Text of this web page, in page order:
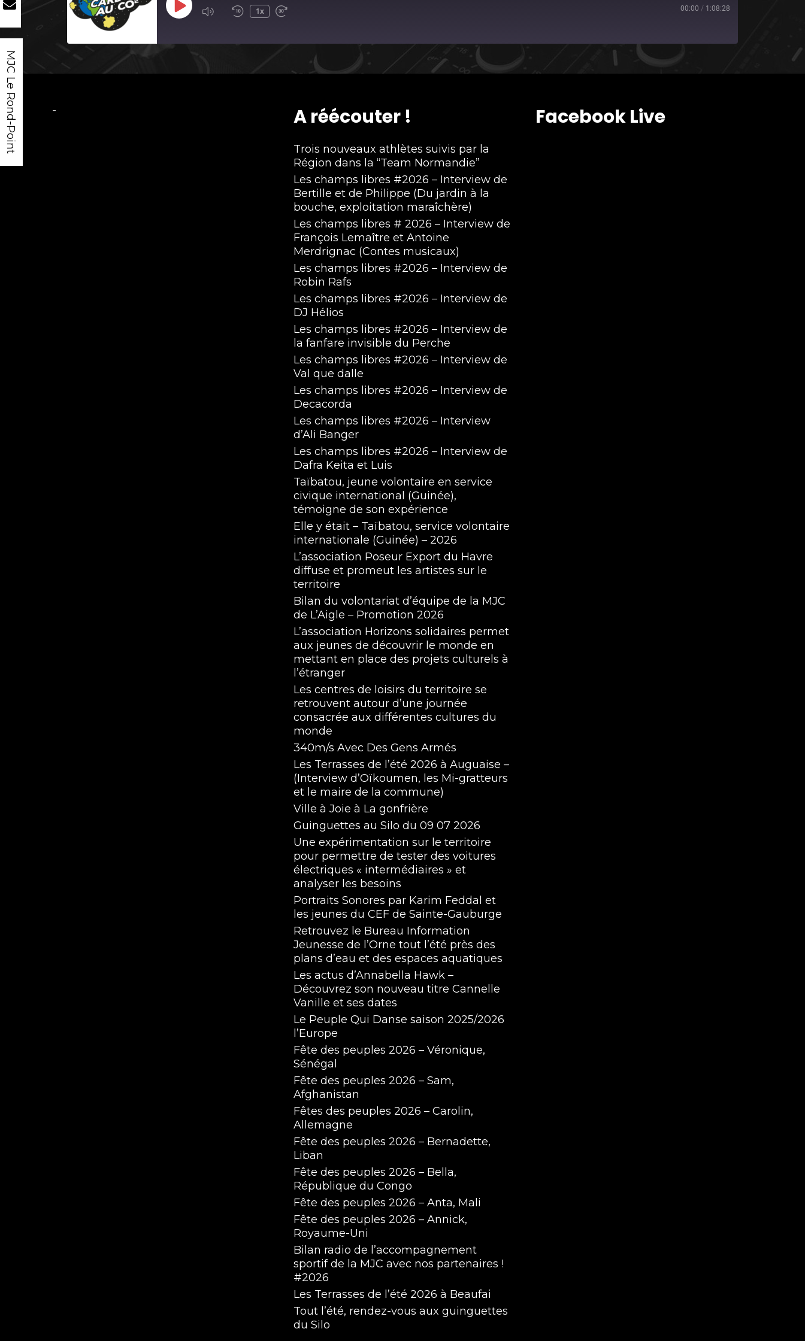
Play
1x 00:00 / 1:08:28
- A réécouter !
Trois nouveaux athlètes suivis par la
Région dans la “Team Normandie”
Les champs libres #2026 – Interview de
Bertille et de Philippe (Du jardin à la
bouche, exploitation maraîchère)
Les champs libres # 2026 – Interview de
François Lemaître et Antoine
Merdrignac (Contes musicaux)
Les champs libres #2026 – Interview de
Robin Rafs
Les champs libres #2026 – Interview de
DJ Hélios
Les champs libres #2026 – Interview de
la fanfare invisible du Perche
Les champs libres #2026 – Interview de
Val que dalle
Les champs libres #2026 – Interview de
Decacorda
Les champs libres #2026 – Interview
d’Ali Banger
Les champs libres #2026 – Interview de
Dafra Keita et Luis
Taïbatou, jeune volontaire en service
civique international (Guinée),
témoigne de son expérience
Elle y était – Taïbatou, service volontaire
internationale (Guinée) – 2026
L’association Poseur Export du Havre
diffuse et promeut les artistes sur le
territoire
Bilan du volontariat d’équipe de la MJC
de L’Aigle – Promotion 2026
L’association Horizons solidaires permet
aux jeunes de découvrir le monde en
mettant en place des projets culturels à
l’étranger
Les centres de loisirs du territoire se
retrouvent autour d’une journée
consacrée aux différentes cultures du
monde
340m/s Avec Des Gens Armés
Les Terrasses de l’été 2026 à Auguaise –
(Interview d’Oïkoumen, les Mi-gratteurs
et le maire de la commune)
Ville à Joie à La gonfrière
Guinguettes au Silo du 09 07 2026
Une expérimentation sur le territoire
pour permettre de tester des voitures
électriques « intermédiaires » et
analyser les besoins
Portraits Sonores par Karim Feddal et
les jeunes du CEF de Sainte-Gauburge
Retrouvez le Bureau Information
Jeunesse de l’Orne tout l’été près des
plans d’eau et des espaces aquatiques
Les actus d’Annabella Hawk –
Découvrez son nouveau titre Cannelle
Vanille et ses dates
Le Peuple Qui Danse saison 2025/2026
l’Europe
Fête des peuples 2026 – Véronique,
Sénégal
Fête des peuples 2026 – Sam,
Afghanistan
Fêtes des peuples 2026 – Carolin,
Allemagne
Fête des peuples 2026 – Bernadette,
Liban
Fête des peuples 2026 – Bella,
République du Congo
Fête des peuples 2026 – Anta, Mali
Fête des peuples 2026 – Annick,
Royaume-Uni
Bilan radio de l’accompagnement
sportif de la MJC avec nos partenaires !
#2026
Les Terrasses de l’été 2026 à Beaufai
Tout l’été, rendez-vous aux guinguettes
du Silo
Facebook Live
MJC Le Rond-Point